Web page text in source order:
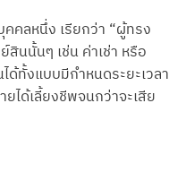
คลหนึ่ง เรียกว่า “ผู้ทรง
นนั้นๆ เช่น ค่าเช่า หรือ
ด้ทั้งแบบมีกำหนดระยะเวลา
ได้เลี้ยงชีพจนกว่าจะเสีย